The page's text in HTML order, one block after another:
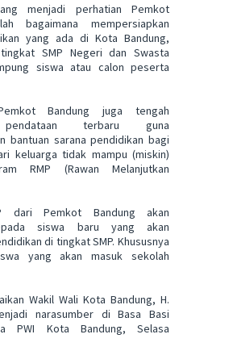
menjadi perhatian Pemkot
bagaimana mempersiapkan
yang ada di Kota Bandung,
SMP Negeri dan Swasta
siswa atau calon peserta
Bandung juga tengah
pendataan terbaru guna
bantuan sarana pendidikan bagi
keluarga tidak mampu (miskin)
RMP (Rawan Melanjutkan
dari Pemkot Bandung akan
siswa baru yang akan
di tingkat SMP. Khususnya
yang akan masuk sekolah
Wakil Wali Kota Bandung, H.
narasumber di Basa Basi
PWI Kota Bandung, Selasa